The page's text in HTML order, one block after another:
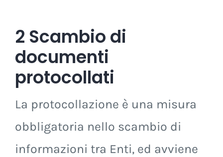
2 Scambio di
documenti
protocollati
La protocollazione è una misura
obbligatoria nello scambio di
informazioni tra Enti, ed avviene